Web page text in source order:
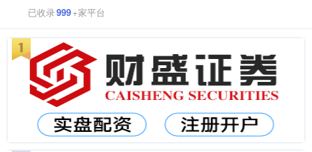
已收录999+家平台